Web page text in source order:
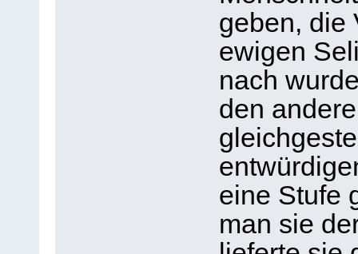
geben, die
ewigen
nach
den
eine Stufe
man sie